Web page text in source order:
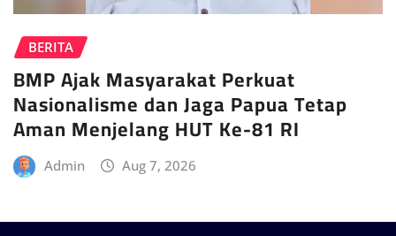
BERITA
BMP Ajak Masyarakat Perkuat
Nasionalisme dan Jaga Papua Tetap
Aman Menjelang HUT Ke-81 RI
Admin Aug 7, 2026